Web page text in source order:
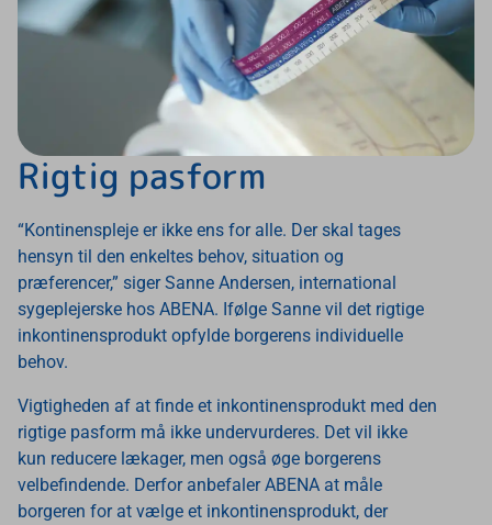
Rigtig pasform
“Kontinenspleje er ikke ens for alle. Der skal tages
hensyn til den enkeltes behov, situation og
præferencer,” siger Sanne Andersen, international
sygeplejerske hos ABENA. Ifølge Sanne vil det rigtige
inkontinensprodukt opfylde borgerens individuelle
behov.
Vigtigheden af at finde et inkontinensprodukt med den
rigtige pasform må ikke undervurderes. Det vil ikke
kun reducere lækager, men også øge borgerens
velbefindende. Derfor anbefaler ABENA at måle
borgeren for at vælge et inkontinensprodukt, der